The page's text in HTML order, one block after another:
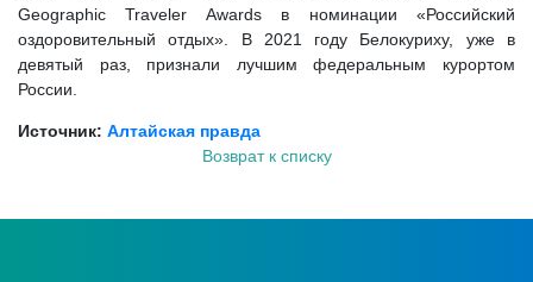
Geographic Traveler Awards в номинации «Российский
оздоровительный отдых». В 2021 году Белокуриху, уже в
девятый раз, признали лучшим федеральным курортом
России.
Источник: Алтайская правда
Возврат к списку